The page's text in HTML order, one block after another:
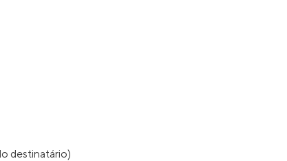
destinatário)